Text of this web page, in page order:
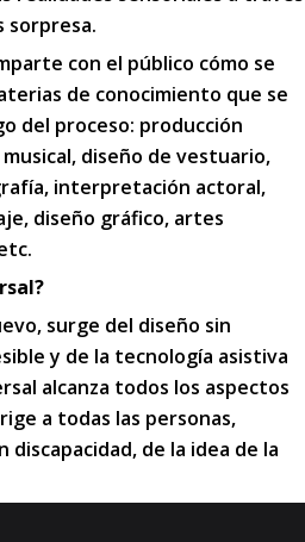
sorpresa.
con el público cómo se
de conocimiento que se
del proceso: producción
diseño de vestuario,
interpretación actoral,
diseño gráfico, artes
surge del diseño sin
y de la tecnología asistiva
alcanza todos los aspectos
a todas las personas,
discapacidad, de la idea de la